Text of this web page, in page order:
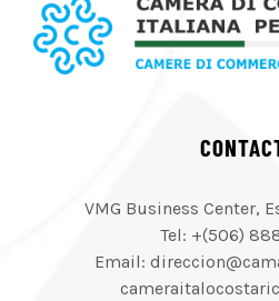
VMG Business Center,
Tel: +(506)
Email: